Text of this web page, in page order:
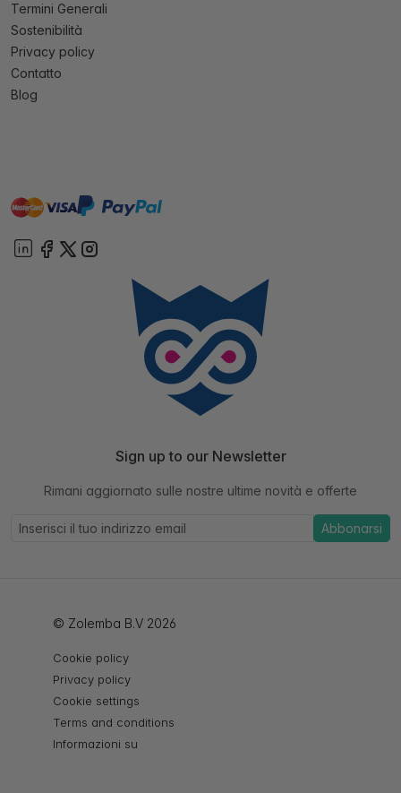
Termini Generali
Sostenibilità
Privacy policy
Contatto
Blog
mastervisa paypal
Sign up to our Newsletter
Rimani aggiornato sulle nostre ultime novità e offerte
Abbonarsi
© Zolemba B.V 2026
Cookie policy
Privacy policy
Cookie settings
Terms and conditions
Informazioni su